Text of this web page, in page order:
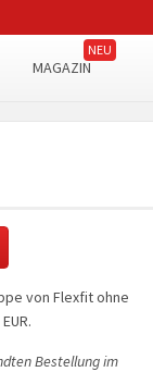
MAGAZIN
von Flexfit ohne
Bestellung im